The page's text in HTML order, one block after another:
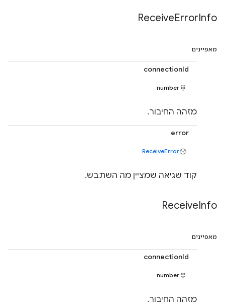
ReceiveErrorInfo
מאפיינים
connectionId
number
מזהה החיבור.
error
ReceiveError
קוד שגיאה שמציין מה השתבש.
ReceiveInfo
מאפיינים
connectionId
number
מזהה החיבור.